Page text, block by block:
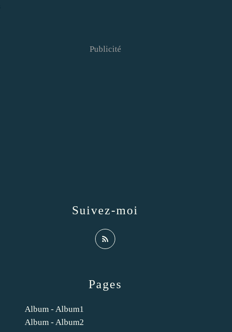
Pages
Album - Album1
Album - Album2
Suivez-moi
Publicité